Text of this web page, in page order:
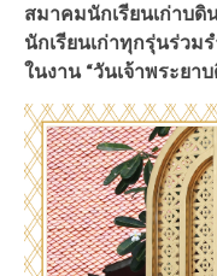
สมาคมนักเรียนเก่าบดิ
นักเรียนเก่าทุกรุ่นร่ว
ในงาน “วันเจ้าพระยา